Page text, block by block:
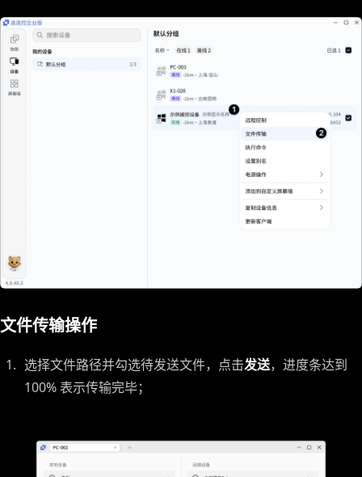
文件传输操作
选择文件路径并勾选待发送文件，点击发送，进度条达到
100% 表示传输完毕；